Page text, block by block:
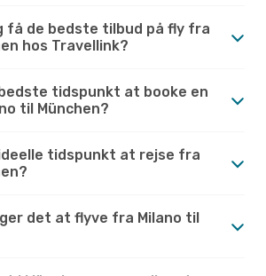
få de bedste tilbud på fly fra
hos Travellink?
tidspunkt at booke en
til München?
tidspunkt at rejse fra
det at flyve fra Milano til